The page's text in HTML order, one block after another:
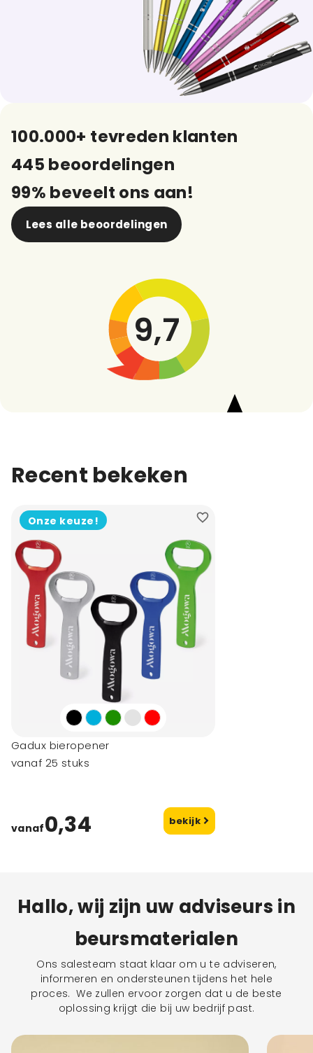
100.000+ tevreden klanten
445 beoordelingen
99% beveelt ons aan!
Lees alle beoordelingen
9,7
Recent bekeken
Onze keuze!
Gadux bieropener
vanaf 25 stuks
vanaf0,34 bekijk
Hallo, wij zijn uw adviseurs in
beursmaterialen
Ons salesteam staat klaar om u te adviseren,
informeren en ondersteunen tijdens het hele
proces. We zullen ervoor zorgen dat u de beste
oplossing krijgt die bij uw bedrijf past.